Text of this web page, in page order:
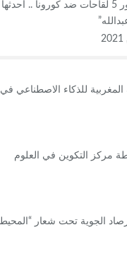
كوبا تطور 5 لقاحات ضد كورونا .. أحدثها
المغربية للذكاء الاصطناعي في
مركز التكوين في العلوم
الجوية تحت شعار